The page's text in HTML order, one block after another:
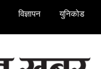
विज्ञापन युनिकोड